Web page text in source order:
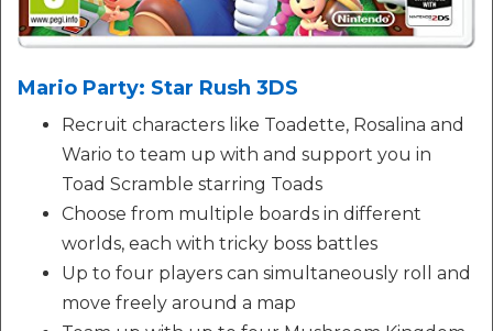
Mario Party: Star Rush 3DS
Recruit characters like Toadette, Rosalina and
Wario to team up with and support you in
Toad Scramble starring Toads
Choose from multiple boards in different
worlds, each with tricky boss battles
Up to four players can simultaneously roll and
move freely around a map